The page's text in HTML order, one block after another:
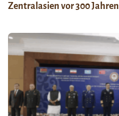
Zentralasien vor 300 Jahren